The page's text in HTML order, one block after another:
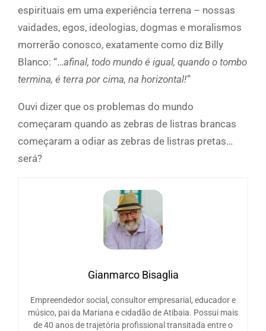
espirituais em uma experiência terrena – nossas
vaidades, egos, ideologias, dogmas e moralismos
morrerão conosco, exatamente como diz Billy
Blanco: “…afinal, todo mundo é igual, quando o tombo
termina, é terra por cima, na horizontal!”
Ouvi dizer que os problemas do mundo
começaram quando as zebras de listras brancas
começaram a odiar as zebras de listras pretas…
será?
Gianmarco Bisaglia
Empreendedor social, consultor empresarial, educador e
músico, pai da Mariana e cidadão de Atibaia. Possui mais
de 40 anos de trajetória profissional transitada entre o